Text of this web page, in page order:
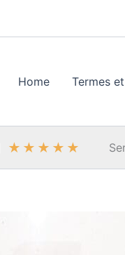
Home Termes
★ ★ ★ ★ ★